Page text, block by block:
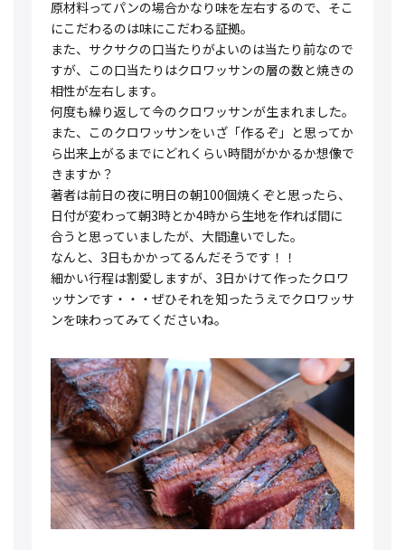
にこだわるのは味にこだわる証拠。
また、サクサクの口当たりがよいのは当たり前なので
すが、この口当たりはクロワッサンの層の数と焼きの
相性が左右します。
何度も繰り返して今のクロワッサンが生まれました。
また、このクロワッサンをいざ「作るぞ」と思ってか
ら出来上がるまでにどれくらい時間がかかるか想像で
きますか？
著者は前日の夜に明日の朝100個焼くぞと思ったら、
日付が変わって朝3時とか4時から生地を作れば間に
合うと思っていましたが、大間違いでした。
なんと、3日もかかってるんだそうです！！
細かい行程は割愛しますが、3日かけて作ったクロワ
ッサンです・・・ぜひそれを知ったうえでクロワッサ
ンを味わってみてくださいね。